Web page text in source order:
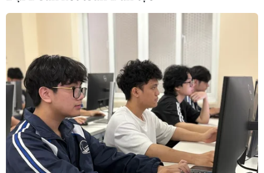
Các công ty Mỹ lên kế hoạch giảm sử dụng
05/01/2023 07:06
Hãng máy tính Dell của Mỹ đã yêu cầu các nhà cung
cấp những linh kiện cùng các công ty lắp ráp sản phẩm
hỗ trợ cho công tác chuẩn bị sản xuất ở những nước
khác ngoài Trung Quốc.